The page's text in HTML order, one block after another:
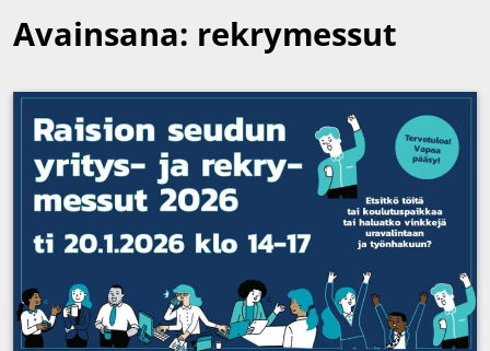
Avainsana: rekrymessut